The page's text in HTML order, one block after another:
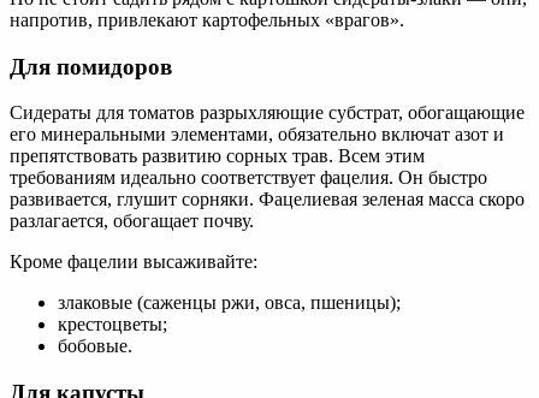
напротив, привлекают картофельных «врагов».
Для помидоров
Сидераты для томатов разрыхляющие субстрат, обогащающие
его минеральными элементами, обязательно включат азот и
препятствовать развитию сорных трав. Всем этим
требованиям идеально соответствует фацелия. Он быстро
развивается, глушит сорняки. Фацелиевая зеленая масса скоро
разлагается, обогащает почву.
Кроме фацелии высаживайте:
злаковые (саженцы ржи, овса, пшеницы);
крестоцветы;
бобовые.
Для капусты